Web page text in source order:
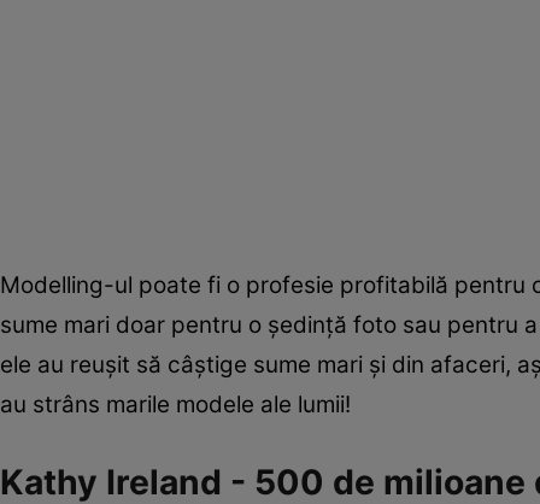
Modelling-ul poate fi o profesie profitabilă pentru
sume mari doar pentru o ședință foto sau pentru
ele au reușit să câștige sume mari și din afaceri,
au strâns marile modele ale lumii!
Kathy Ireland - 500 de